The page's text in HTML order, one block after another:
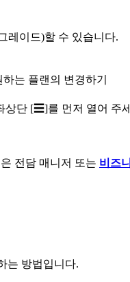
레이드)할 수 있습니다.
는 플랜의 변경하기
상단 [☰]를 먼저 열어 주
전담 매니저 또는 비즈
는 방법입니다.